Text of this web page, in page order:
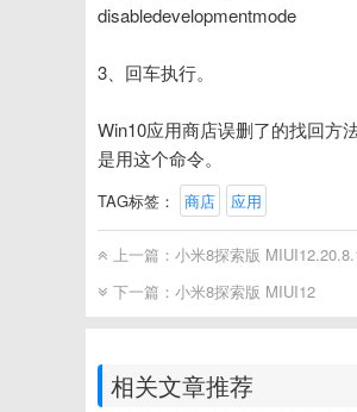
disabledevelopmentmode
3、回车执行。
Win10应用商店误删了的找回方
是用这个命令。
TAG标签： 商店 应用
上一篇： 小米8探索版
下一篇： 小米8探索版 MIUI12
相关文章推荐